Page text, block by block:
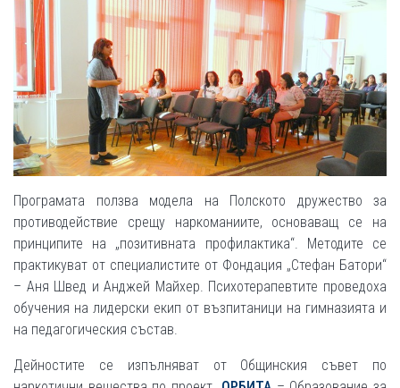
Програмата ползва модела на Полското дружество за
противодействие срещу наркоманиите, основаващ се на
принципите на „позитивната профилактика“. Методите се
практикуват от специалистите от Фондация „Стефан Батори“
– Аня Швед и Анджей Майхер. Психотерапевтите проведоха
обучения на лидерски екип от възпитаници на гимназията и
на педагогическия състав.
Дейностите се изпълняват от Общинския съвет по